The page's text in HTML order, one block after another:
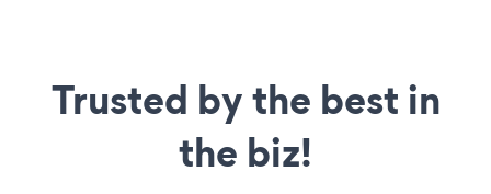
Trusted by the best in
the biz!